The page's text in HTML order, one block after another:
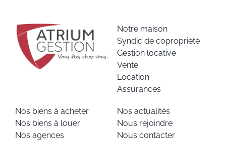
Notre maison
Syndic de copropriété
Gestion locative
Vente
Location
Assurances
Nos biens à acheter
Nos biens à louer
Nos agences
Nos actualités
Nous rejoindre
Nous contacter